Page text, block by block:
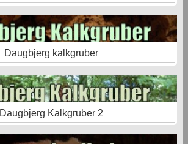
Daugbjerg kalkgruber
Daugbjerg Kalkgruber 2